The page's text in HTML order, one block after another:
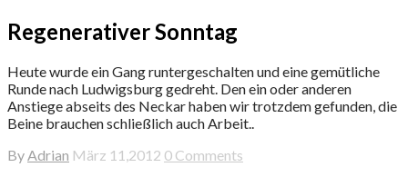
Regenerativer Sonntag
Heute wurde ein Gang runtergeschalten und eine gemütliche
Runde nach Ludwigsburg gedreht. Den ein oder anderen
Anstiege abseits des Neckar haben wir trotzdem gefunden, die
Beine brauchen schließlich auch Arbeit..
ByAdrian März 11,2012 0 Comments